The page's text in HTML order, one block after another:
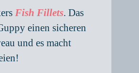
Fish Fillets. Das
einen sicheren
und es macht